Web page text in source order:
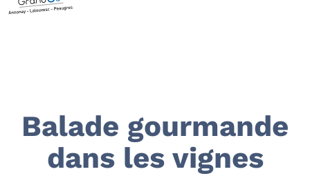
Balade gourmande
dans les vignes